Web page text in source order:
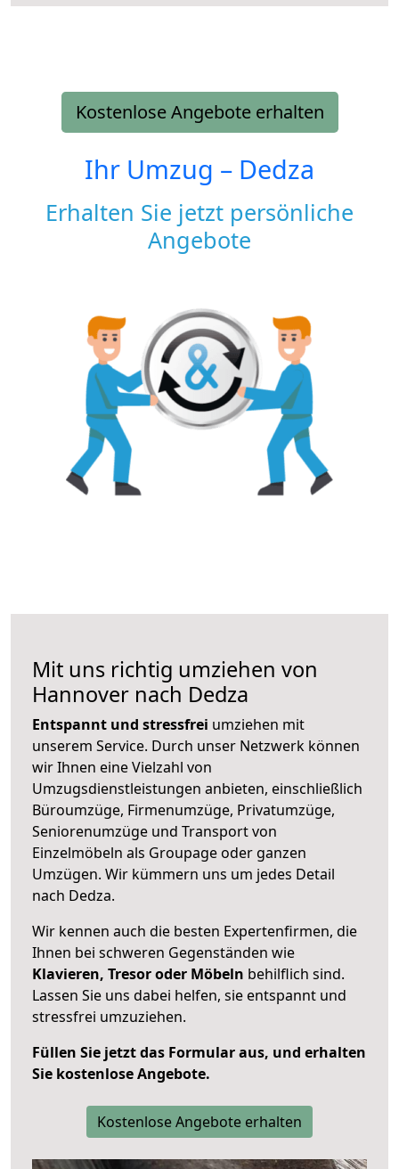
Kostenlose Angebote erhalten
Ihr Umzug – Dedza
Erhalten Sie jetzt persönliche
Angebote
Mit uns richtig umziehen von
Hannover nach Dedza
Entspannt und stressfrei umziehen mit
unserem Service. Durch unser Netzwerk können
wir Ihnen eine Vielzahl von
Umzugsdienstleistungen anbieten, einschließlich
Büroumzüge, Firmenumzüge, Privatumzüge,
Seniorenumzüge und Transport von
Einzelmöbeln als Groupage oder ganzen
Umzügen. Wir kümmern uns um jedes Detail
nach Dedza.
Wir kennen auch die besten Expertenfirmen, die
Ihnen bei schweren Gegenständen wie
Klavieren, Tresor oder Möbeln behilflich sind.
Lassen Sie uns dabei helfen, sie entspannt und
stressfrei umzuziehen.
Füllen Sie jetzt das Formular aus, und erhalten
Sie kostenlose Angebote.
Kostenlose Angebote erhalten